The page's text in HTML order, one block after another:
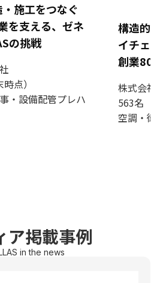
施工をつなぐ
支える、ゼネ
の挑戦
点）
・設備配管プレハ
構造的
イチェ
創業80
株式会社
563名（
空調・衛
ア掲載事例
in the news